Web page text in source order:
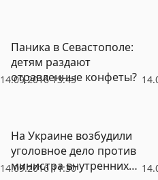
14.09.2016 13:45
Паника в Севастополе:
детям раздают
отравленные конфеты?
14.09.2016 11:30
На Украине возбудили
уголовное дело против
министра внутренних